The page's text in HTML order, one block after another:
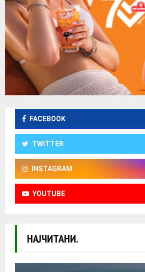
FACEBOOK
TWITTER
INSTAGRAM
YOUTUBE
НАЈЧИТАНИ.